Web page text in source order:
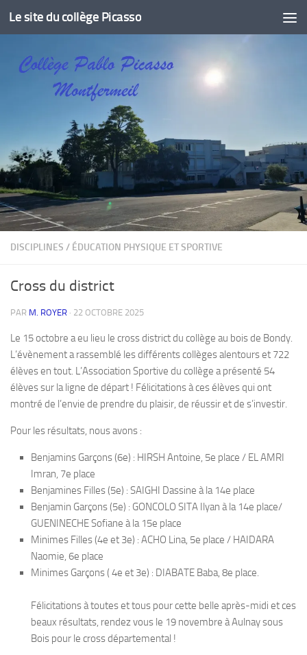
Skip to content
Le site du collège Picasso
DISCIPLINES / ÉDUCATION PHYSIQUE ET SPORTIVE
Cross du district
PAR M. ROYER · 22 OCTOBRE 2025
Le 15 octobre a eu lieu le cross district du collège au bois de Bondy.
L’évènement a rassemblé les différents collèges alentours et 722
élèves en tout. L’Association Sportive du collège a présenté 54
élèves sur la ligne de départ ! Félicitations à ces élèves qui ont
montré de l’envie de prendre du plaisir, de réussir et de s’investir.
Pour les résultats, nous avons :
Benjamins Garçons (6e) : HIRSH Antoine, 5e place / EL AMRI
Imran, 7e place
Benjamines Filles (5e) : SAIGHI Dassine à la 14e place
Benjamin Garçons (5e) : GONCOLO SITA Ilyan à la 14e place/
GUENINECHE Sofiane à la 15e place
Minimes Filles (4e et 3e) : ACHO Lina, 5e place / HAIDARA
Naomie, 6e place
Minimes Garçons ( 4e et 3e) : DIABATE Baba, 8e place.
Félicitations à toutes et tous pour cette belle après-midi et ces
beaux résultats, rendez vous le 19 novembre à Aulnay sous
Bois pour le cross départemental !